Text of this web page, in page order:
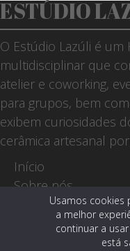
ESTÚDIO
O Estúdio Lazúli é
multidisciplinar que
atelier e coworking,
para grupos, bem
exibem curiosidades
cerâmica artesanal
Início
Sobre nós
Workshops
Serviços
Usamos cookies
a melhor
continuar a
está